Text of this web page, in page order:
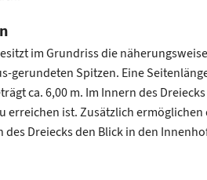
im Grundriss die
gerundeten Spitzen. Eine
ca. 6,00 m. Im Innern des
erreichen ist. Zusätzlich
des Dreiecks den Blick in den